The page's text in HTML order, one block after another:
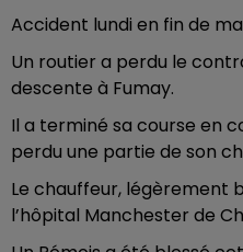
Accident lundi en fin de
Un routier a perdu le
descente à Fumay.
Il a terminé sa course en
perdu une partie de son
Le chauffeur, légèrement
l’hôpital Manchester de